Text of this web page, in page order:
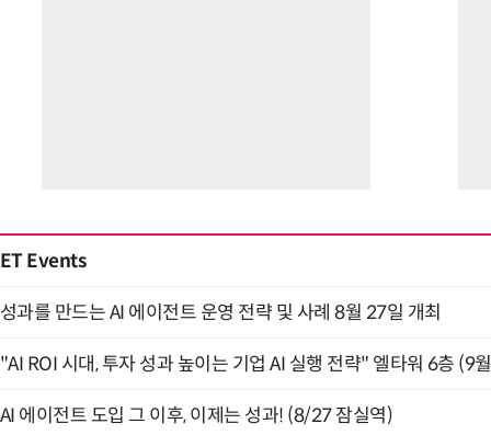
ET Events
성과를 만드는 AI 에이전트 운영 전략 및 사례 8월 27일 개최
"AI ROI 시대, 투자 성과 높이는 기업 AI 실행 전략" 엘타워 6층 (9
AI 에이전트 도입 그 이후, 이제는 성과! (8/27 잠실역)